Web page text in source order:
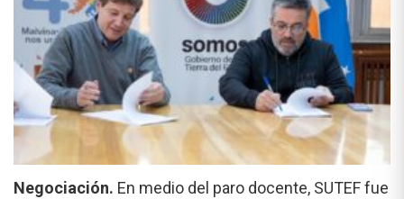
Negociación. En medio del paro docente, SUTEF fue